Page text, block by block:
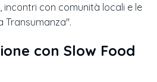
incontri con comunità locali e le
Transumanza".
con Slow Food